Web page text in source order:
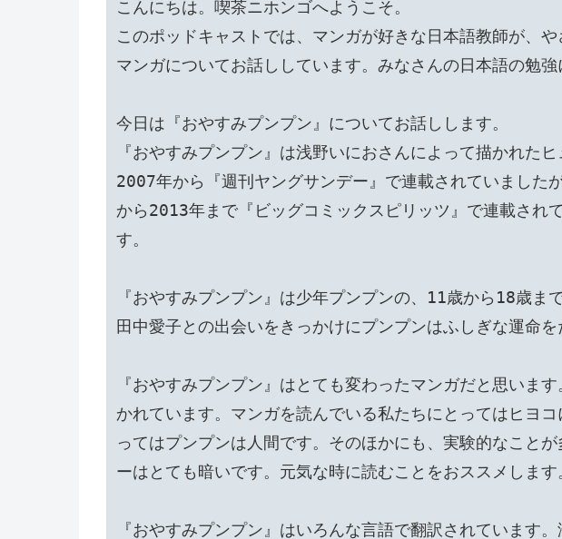
RSS FEED
LINK
EMBED
こんにちは。喫茶ニホンゴへようこそ。
このポッドキャストでは、マンガが好きな日本語教師が、
マンガについてお話ししています。みなさんの日本語の勉強
今日は『おやすみプンプン』についてお話しします。
『おやすみプンプン』は浅野いにおさんによって描かれた
2007年から『週刊ヤングサンデー』で連載されていました
から2013年まで『ビッグコミックスピリッツ』で連載され
す。
『おやすみプンプン』は少年プンプンの、11歳から18歳ま
田中愛子との出会いをきっかけにプンプンはふしぎな運命を
『おやすみプンプン』はとても変わったマンガだと思いま
かれています。マンガを読んでいる私たちにとってはヒヨ
ってはプンプンは人間です。そのほかにも、実験的なこと
ーはとても暗いです。元気な時に読むことをおススメします
『おやすみプンプン』はいろんな言語で翻訳されています